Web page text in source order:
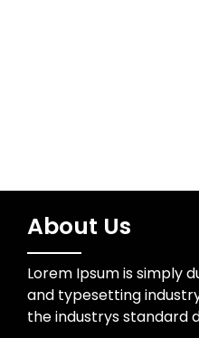
About Us
Lorem Ipsum is simply
and typesetting
the industrys standard